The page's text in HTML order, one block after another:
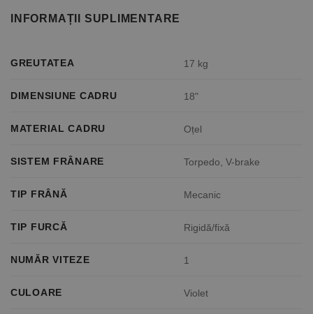
INFORMAȚII SUPLIMENTARE
GREUTATEA 17 kg
DIMENSIUNE CADRU 18"
MATERIAL CADRU Oțel
SISTEM FRÂNARE Torpedo, V-brake
TIP FRÂNĂ Mecanic
TIP FURCĂ Rigidă/fixă
NUMĂR VITEZE 1
CULOARE Violet